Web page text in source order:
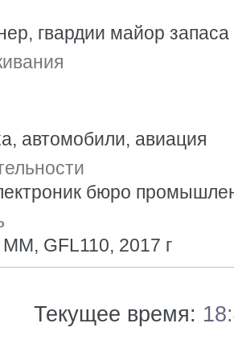
гвардии майор запаса
автомобили, авиация
бюро
GFL110, 2017 г
Текущее время: